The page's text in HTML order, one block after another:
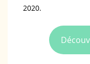
2020.